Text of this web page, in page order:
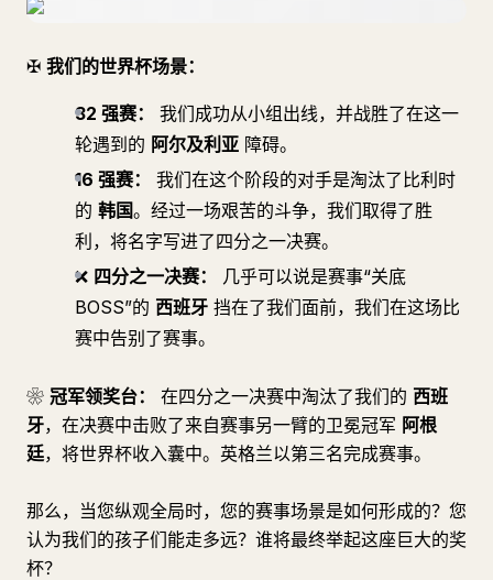
✠ 我们的世界杯场景：
32 强赛：
我们成功从小组出线，并战胜了在这一
轮遇到的 阿尔及利亚 障碍。
16 强赛：
我们在这个阶段的对手是淘汰了比利时
的 韩国。经过一场艰苦的斗争，我们取得了胜
利，将名字写进了四分之一决赛。
❌ 四分之一决赛：
几乎可以说是赛事“关底
BOSS”的 西班牙 挡在了我们面前，我们在这场比
赛中告别了赛事。
❀ 冠军领奖台： 在四分之一决赛中淘汰了我们的 西班
牙，在决赛中击败了来自赛事另一臂的卫冕冠军 阿根
廷，将世界杯收入囊中。英格兰以第三名完成赛事。
那么，当您纵观全局时，您的赛事场景是如何形成的？您
认为我们的孩子们能走多远？谁将最终举起这座巨大的奖
杯？